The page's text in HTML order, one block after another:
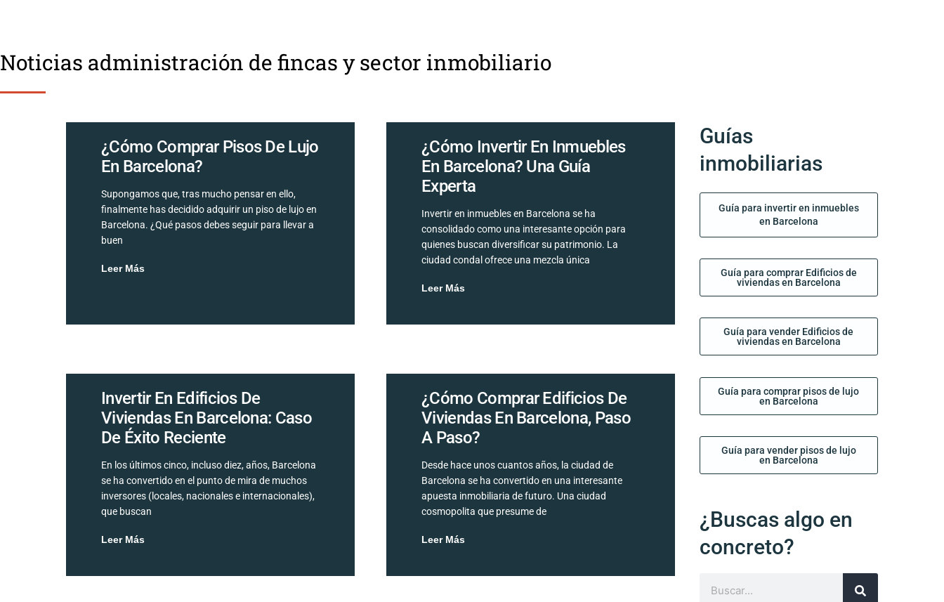
Noticias administración de fincas y sector inmobiliario
¿Cómo Comprar Pisos De Lujo
En Barcelona?
Supongamos que, tras mucho pensar en ello,
finalmente has decidido adquirir un piso de lujo en
Barcelona. ¿Qué pasos debes seguir para llevar a
buen
Leer Más
¿Cómo Invertir En Inmuebles
En Barcelona? Una Guía
Experta
Invertir en inmuebles en Barcelona se ha
consolidado como una interesante opción para
quienes buscan diversificar su patrimonio. La
ciudad condal ofrece una mezcla única
Leer Más
Invertir En Edificios De
Viviendas En Barcelona: Caso
De Éxito Reciente
En los últimos cinco, incluso diez, años, Barcelona
se ha convertido en el punto de mira de muchos
inversores (locales, nacionales e internacionales),
que buscan
Leer Más
¿Cómo Comprar Edificios De
Viviendas En Barcelona, Paso
A Paso?
Desde hace unos cuantos años, la ciudad de
Barcelona se ha convertido en una interesante
apuesta inmobiliaria de futuro. Una ciudad
cosmopolita que presume de
Leer Más
Guías
inmobiliarias
Guía para invertir en inmuebles
en Barcelona
Guía para comprar Edificios de
viviendas en Barcelona
Guía para vender Edificios de
viviendas en Barcelona
Guía para comprar pisos de lujo
en Barcelona
Guía para vender pisos de lujo
en Barcelona
¿Buscas algo en
concreto?